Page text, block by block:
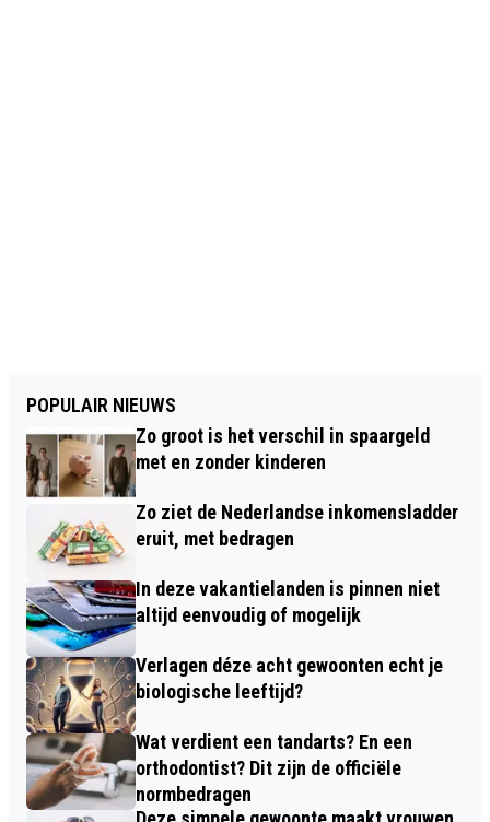
POPULAIR NIEUWS
Zo groot is het verschil in spaargeld
met en zonder kinderen
Zo ziet de Nederlandse inkomensladder
eruit, met bedragen
In deze vakantielanden is pinnen niet
altijd eenvoudig of mogelijk
Verlagen déze acht gewoonten echt je
biologische leeftijd?
Wat verdient een tandarts? En een
orthodontist? Dit zijn de officiële
normbedragen